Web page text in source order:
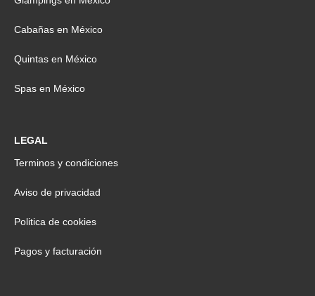
Cabañas en México
Quintas en México
Spas en México
LEGAL
Terminos y condiciones
Aviso de privacidad
Politica de cookies
Pagos y facturación